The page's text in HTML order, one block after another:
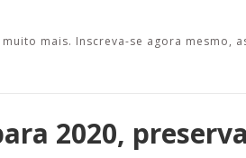
mais. Inscreva-se agora mesmo,
2020,